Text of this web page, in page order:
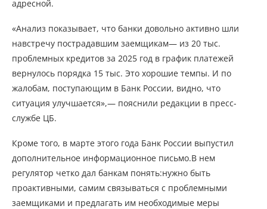
адресной.
«Анализ показывает, что банки довольно активно шли
навстречу пострадавшим заемщикам— из 20 тыс.
проблемных кредитов за 2025 год в график платежей
вернулось порядка 15 тыс. Это хорошие темпы. И по
жалобам, поступающим в Банк России, видно, что
ситуация улучшается»,— пояснили редакции в пресс-
службе ЦБ.
Кроме того, в марте этого года Банк России выпустил
дополнительное информационное письмо.В нем
регулятор четко дал банкам понять:нужно быть
проактивными, самим связываться с проблемными
заемщиками и предлагать им необходимые меры